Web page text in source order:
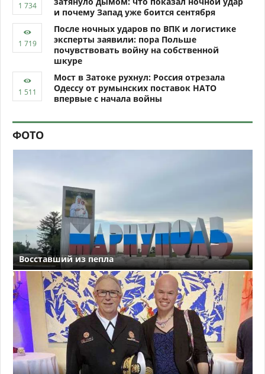
и почему Запад уже боится сентября
После ночных ударов по ВПК и логистике
эксперты заявили: пора Польше
почувствовать войну на собственной
шкуре
Мост в Затоке рухнул: Россия отрезала
Одессу от румынских поставок НАТО
впервые с начала войны
ФОТО
Восставший из пепла